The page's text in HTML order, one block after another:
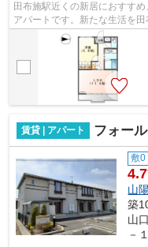
田布施駅近くの新居におすす
アパートです。新たな生活を
探しは当社にお任せください！
賃貸 | アパート フォー
敷0
4.7
山
築
山
－１